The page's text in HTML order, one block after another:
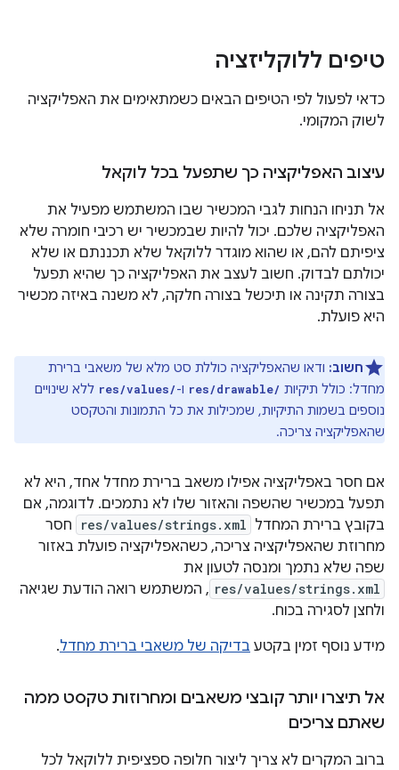
טיפים ללוקליזציה
כדאי לפעול לפי הטיפים הבאים כשמתאימים את האפליקציה
לשוק המקומי.
עיצוב האפליקציה כך שתפעל בכל לוקאל
אל תניחו הנחות לגבי המכשיר שבו המשתמש מפעיל את
האפליקציה שלכם. יכול להיות שבמכשיר יש רכיבי חומרה שלא
ציפיתם להם, או שהוא מוגדר ללוקאל שלא תכננתם או שלא
יכולתם לבדוק. חשוב לעצב את האפליקציה כך שהיא תפעל
בצורה תקינה או תיכשל בצורה חלקה, לא משנה באיזה מכשיר
היא פועלת.
חשוב: ודאו שהאפליקציה כוללת סט מלא של משאבי ברירת
מחדל: כולל תיקיות res/drawable/ ו-res/values/ ללא שינויים
נוספים בשמות התיקיות, שמכילות את כל התמונות והטקסט
שהאפליקציה צריכה.
אם חסר באפליקציה אפילו משאב ברירת מחדל אחד, היא לא
תפעל במכשיר שהשפה והאזור שלו לא נתמכים. לדוגמה, אם
בקובץ ברירת המחדל res/values/strings.xml
חסר
מחרוזת שהאפליקציה צריכה, כשהאפליקציה פועלת באזור
שפה שלא נתמך ומנסה לטעון את
res/values/strings.xml , המשתמש רואה הודעת שגיאה
ולחצן לסגירה בכוח.
מידע נוסף זמין בקטע בדיקה של משאבי ברירת מחדל.
אל תיצרו יותר קובצי משאבים ומחרוזות טקסט ממה
שאתם צריכים
ברוב המקרים לא צריך ליצור חלופה ספציפית ללוקאל לכל